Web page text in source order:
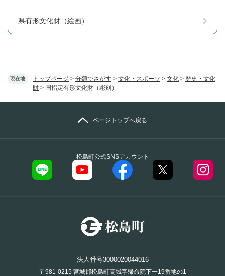
現在地 トップページ > 分類でさがす > 文化・スポーツ > 文化 > 歴史・文化
財 > 国指定有形文化財（彫刻）
県有形文化財（絵画）
松島町公式SNSアカウント
ページトップへ戻る
法人番号3000020044016
〒981-0215 宮城郡松島町高城字帰命院下一19番地の1